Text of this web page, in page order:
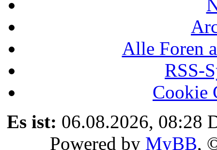
Alle Foren
RSS-
Cookie
Es ist: 06.08.2026, 08:28
Powered by MyBB,